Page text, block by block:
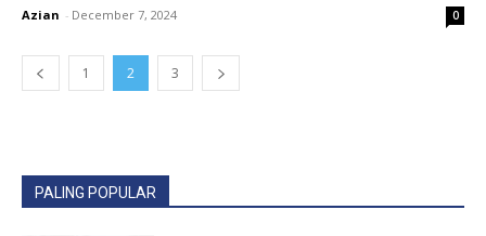
Azian - December 7, 2024 0
1 2 3
PALING POPULAR